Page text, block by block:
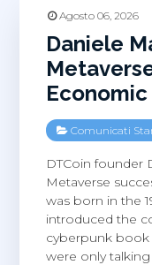
Agosto 06, 2026
Daniele
Comunicati
DTCoin founder
Metaverse
was born in the
introduced the
cyberpunk book
were only